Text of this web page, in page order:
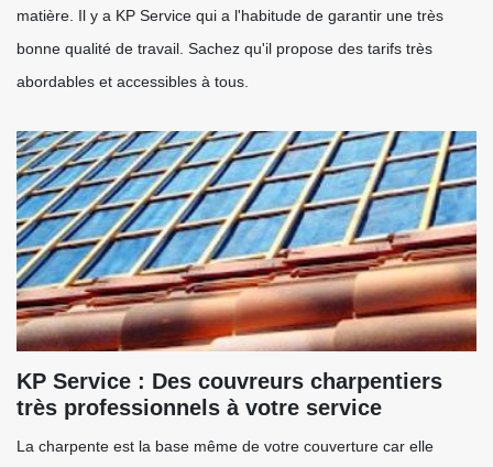
matière. Il y a KP Service qui a l'habitude de garantir une très
bonne qualité de travail. Sachez qu'il propose des tarifs très
abordables et accessibles à tous.
KP Service : Des couvreurs charpentiers
très professionnels à votre service
La charpente est la base même de votre couverture car elle